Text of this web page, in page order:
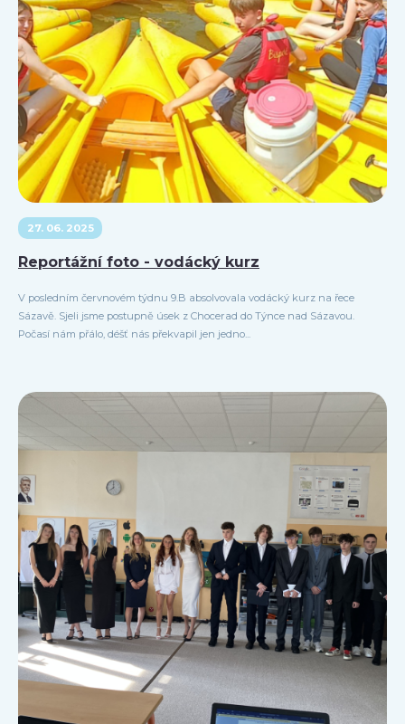
27. 06. 2025
Reportážní foto - vodácký kurz
V posledním červnovém týdnu 9.B absolvovala vodácký kurz na řece
Sázavě. Sjeli jsme postupně úsek z Chocerad do Týnce nad Sázavou.
Počasí nám přálo, déšť nás překvapil jen jedno...